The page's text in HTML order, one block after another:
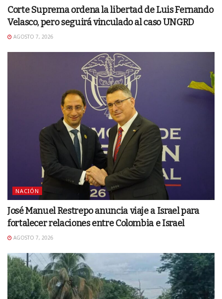
Corte Suprema ordena la libertad de Luis Fernando
Velasco, pero seguirá vinculado al caso UNGRD
AGOSTO 7, 2026
NACIÓN
José Manuel Restrepo anuncia viaje a Israel para
fortalecer relaciones entre Colombia e Israel
AGOSTO 7, 2026